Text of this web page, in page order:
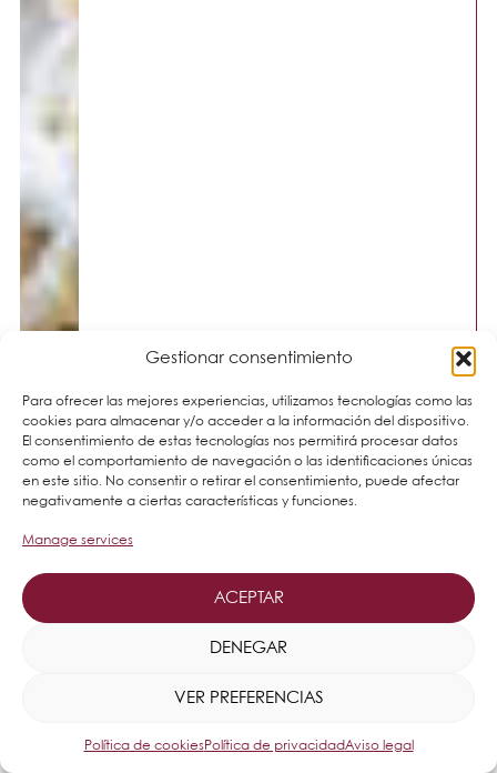
Gestionar consentimiento
Para ofrecer las mejores experiencias, utilizamos tecnologías como las
cookies para almacenar y/o acceder a la información del dispositivo.
El consentimiento de estas tecnologías nos permitirá procesar datos
como el comportamiento de navegación o las identificaciones únicas
en este sitio. No consentir o retirar el consentimiento, puede afectar
negativamente a ciertas características y funciones.
Manage services
ACEPTAR
DENEGAR
VER PREFERENCIAS
Política de cookiesPolítica de privacidadAviso legal